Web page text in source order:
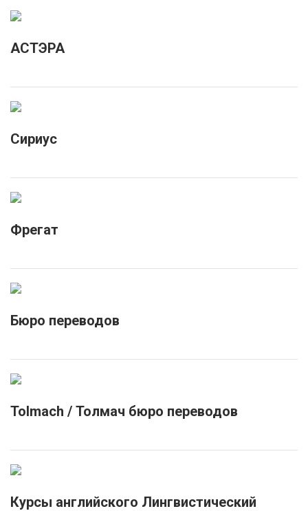
АСТЭРА
Сириус
Фрегат
Бюро переводов
Tolmach / Толмач бюро переводов
Курсы английского Лингвистический